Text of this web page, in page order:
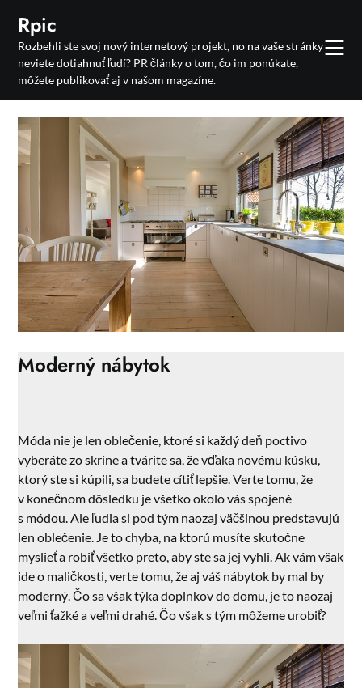
content
Rpic
Rozbehli ste svoj nový internetový projekt, no na vaše stránky
neviete dotiahnuť ľudí? PR články o tom, čo im ponúkate,
môžete publikovať aj v našom magazíne.
Moderný nábytok
Móda nie je len oblečenie, ktoré si každý deň poctivo
vyberáte zo skrine a tvárite sa, že vďaka novému kúsku,
ktorý ste si kúpili, sa budete cítiť lepšie. Verte tomu, že
v konečnom dôsledku je všetko okolo vás spojené
s módou. Ale ľudia si pod tým naozaj väčšinou predstavujú
len oblečenie. Je to chyba, na ktorú musíte skutočne
myslieť a robiť všetko preto, aby ste sa jej vyhli. Ak vám však
ide o maličkosti, verte tomu, že aj váš nábytok by mal by
moderný. Čo sa však týka doplnkov do domu, je to naozaj
veľmi ťažké a veľmi drahé. Čo však s tým môžeme urobiť?